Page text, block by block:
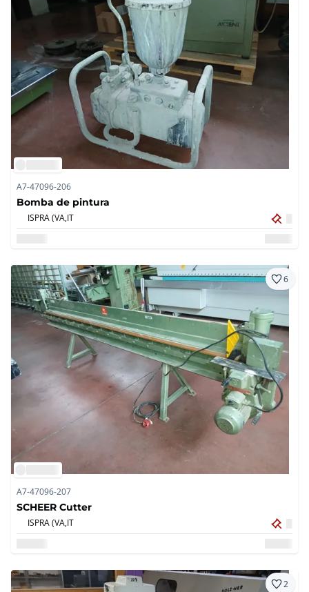
A7-47096-206
Bomba de pintura
ISPRA (VA,IT
6
A7-47096-207
SCHEER Cutter
ISPRA (VA,IT
2